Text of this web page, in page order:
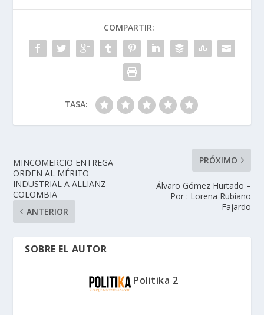
COMPARTIR:
TASA:
MINCOMERCIO ENTREGA
ORDEN AL MÉRITO
INDUSTRIAL A ALLIANZ
COLOMBIA
ANTERIOR
PRÓXIMO
Álvaro Gómez Hurtado –
Por : Lorena Rubiano
Fajardo
SOBRE EL AUTOR
Politika 2